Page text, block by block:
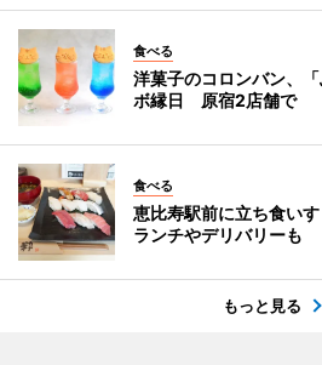
食べる
洋菓子のコロンバン、
ボ縁日 原宿2店舗で
食べる
恵比寿駅前に立ち食い
ランチやデリバリーも
もっと見る